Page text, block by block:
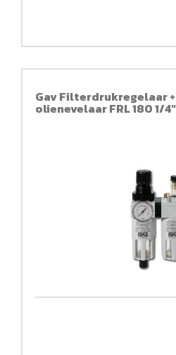
Gav Filterdrukregelaar +
olienevelaar FRL 180 1/4"